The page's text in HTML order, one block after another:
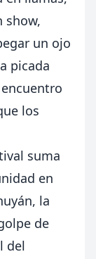
show,
un ojo
picada
los
suma
en
la
de
del